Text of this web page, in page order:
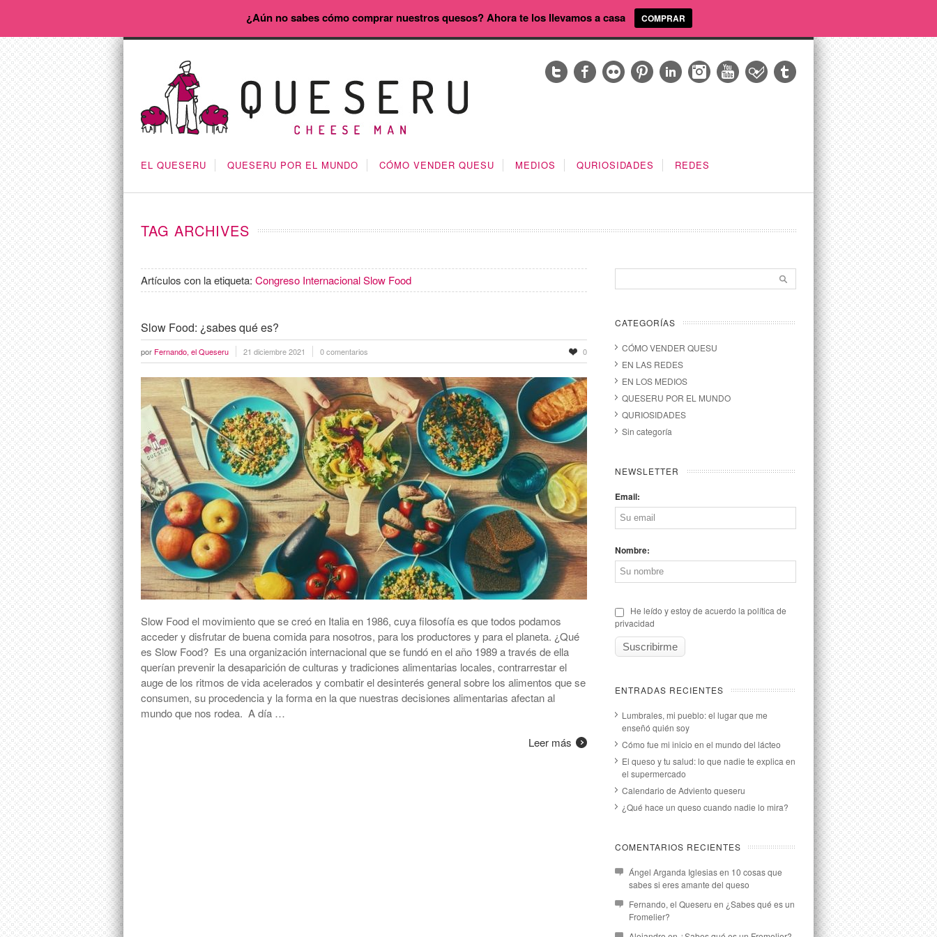
EL QUESERU QUESERU POR EL MUNDO CÓMO VENDER QUESU MEDIOS QURIOSIDADES REDES
TAG ARCHIVES
Artículos con la etiqueta: Congreso Internacional Slow Food
Slow Food: ¿sabes qué es?
por Fernando, el Queseru 21 diciembre 2021 0 comentarios 0
Slow Food el movimiento que se creó en Italia en 1986, cuya filosofía es que todos podamos
acceder y disfrutar de buena comida para nosotros, para los productores y para el planeta. ¿Qué
es Slow Food? Es una organización internacional que se fundó en el año 1989 a través de ella
querían prevenir la desaparición de culturas y tradiciones alimentarias locales, contrarrestar el
auge de los ritmos de vida acelerados y combatir el desinterés general sobre los alimentos que se
consumen, su procedencia y la forma en la que nuestras decisiones alimentarias afectan al
mundo que nos rodea. A día …
Leer más
CATEGORÍAS
CÓMO VENDER QUESU
EN LAS REDES
EN LOS MEDIOS
QUESERU POR EL MUNDO
QURIOSIDADES
Sin categoría
NEWSLETTER
Email:
Nombre:
He leído y estoy de acuerdo la política de
privacidad
ENTRADAS RECIENTES
Lumbrales, mi pueblo: el lugar que me
enseñó quién soy
Cómo fue mi inicio en el mundo del lácteo
El queso y tu salud: lo que nadie te explica en
el supermercado
Calendario de Adviento queseru
¿Qué hace un queso cuando nadie lo mira?
COMENTARIOS RECIENTES
Ángel Arganda Iglesiasen 10 cosas que
sabes si eres amante del queso
Fernando, el Queseru en ¿Sabes qué es un
Fromelier?
¿Aún no sabes cómo comprar nuestros quesos? Ahora te los llevamos a casa COMPRAR